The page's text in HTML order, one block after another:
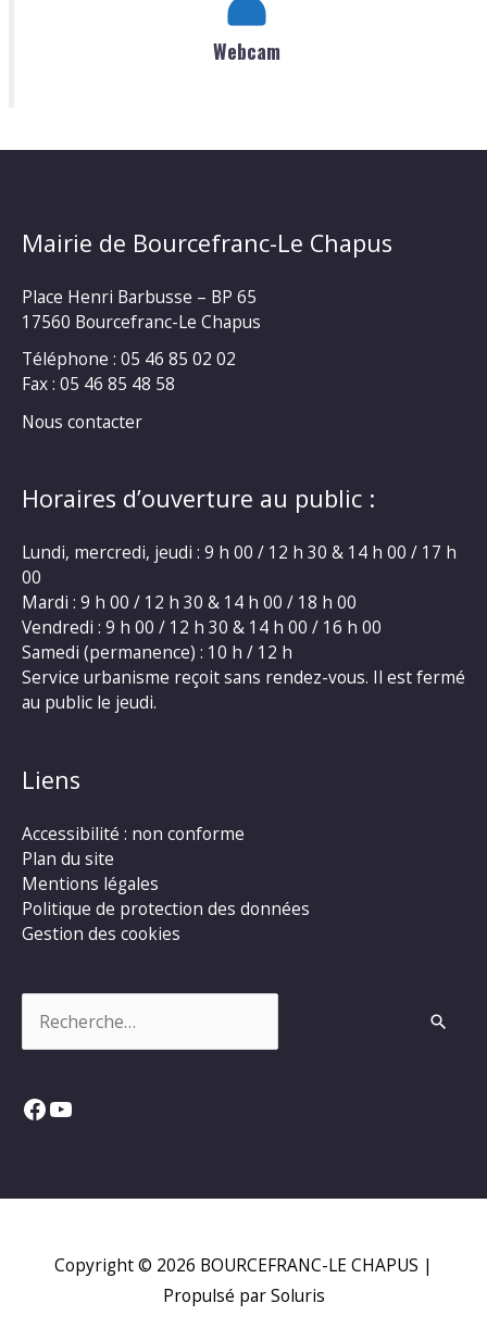
Webcam
Mairie de Bourcefranc-Le Chapus
Place Henri Barbusse – BP 65
17560 Bourcefranc-Le Chapus
Téléphone : 05 46 85 02 02
Fax : 05 46 85 48 58
Nous contacter
Horaires d’ouverture au public :
Lundi, mercredi, jeudi : 9 h 00 / 12 h 30 & 14 h 00 / 17 h
00
Mardi : 9 h 00 / 12 h 30 & 14 h 00 / 18 h 00
Vendredi : 9 h 00 / 12 h 30 & 14 h 00 / 16 h 00
Samedi (permanence) : 10 h / 12 h
Service urbanisme reçoit sans rendez-vous. Il est fermé
au public le jeudi.
Liens
Accessibilité : non conforme
Plan du site
Mentions légales
Politique de protection des données
Gestion des cookies
Facebook
YouTube
Copyright © 2026 BOURCEFRANC-LE CHAPUS |
Propulsé par Soluris